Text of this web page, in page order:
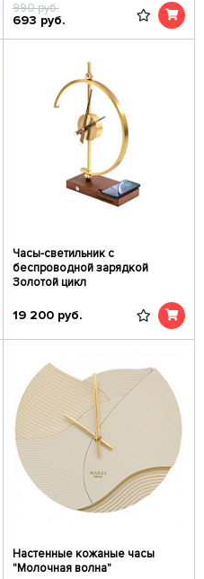
990руб.
693 руб.
Часы-светильник с
беспроводной зарядкой
Золотой цикл
19 200 руб.
Настенные кожаные часы
"Молочная волна"